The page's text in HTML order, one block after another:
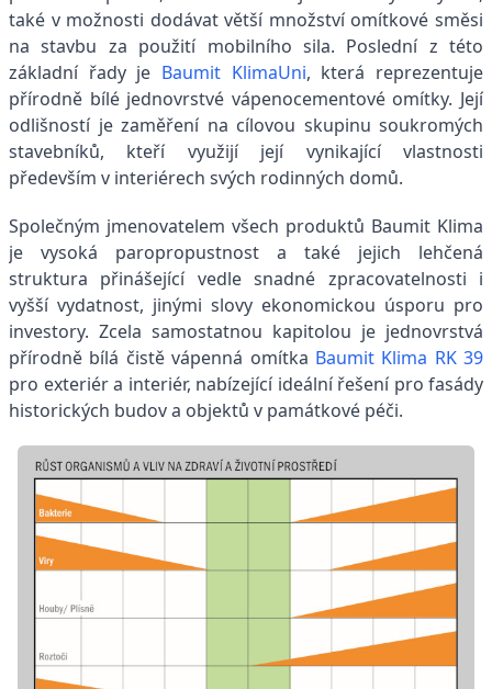
také v možnosti dodávat větší množství omítkové směsi
na stavbu za použití mobilního sila. Poslední z této
základní řady je Baumit KlimaUni, která reprezentuje
přírodně bílé jednovrstvé vápenocementové omítky. Její
odlišností je zaměření na cílovou skupinu soukromých
stavebníků, kteří využijí její vynikající vlastnosti
především v interiérech svých rodinných domů.
Společným jmenovatelem všech produktů Baumit Klima
je vysoká paropropustnost a také jejich lehčená
struktura přinášející vedle snadné zpracovatelnosti i
vyšší vydatnost, jinými slovy ekonomickou úsporu pro
investory. Zcela samostatnou kapitolou je jednovrstvá
přírodně bílá čistě vápenná omítka Baumit Klima RK 39
pro exteriér a interiér, nabízející ideální řešení pro fasády
historických budov a objektů v památkové péči.